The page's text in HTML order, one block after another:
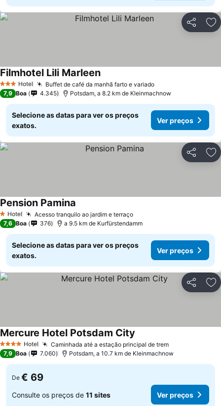
Partilhar
3 EstrelasHotel Buffet de café da manhã farto e variado
Filmhotel Lili Marleen
7,9 Boa 4.345 Potsdam, a 8.2 km de Kleinmachnow
Selecione as datas para ver os preços
exatos.
Ver preços
Partilhar
1 Estrelas
Hotel Acesso tranquilo ao jardim e terraço
Pension Pamina
7,6 Boa 376 a 9.5 km de Kurfürstendamm
Selecione as datas para ver os preços
exatos.
Ver preços
Partilhar
4 EstrelasHotel Caminhada até a estação principal de trem
Mercure Hotel Potsdam City
7,9 Boa 7.060 Potsdam, a 10.7 km de Kleinmachnow
De € 69
Consulte os preços de 11 sites Ver preços